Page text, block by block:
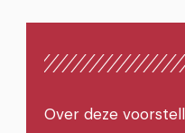
Over deze